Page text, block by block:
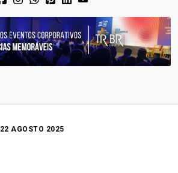
22 AGOSTO 2025